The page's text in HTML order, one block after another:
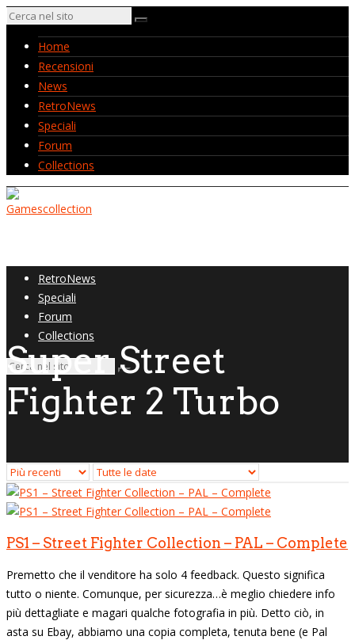
Home
Recensioni
News
RetroNews
Speciali
Forum
Collections
RetroNews
Speciali
Forum
Collections
Super Street
Fighter 2 Turbo
PS1 – Street Fighter Collection – PAL – Complete
Premetto che il venditore ha solo 4 feedback. Questo significa
tutto o niente. Comunque, per sicurezza…è meglio chiedere info
più dettagliate e magari qualche fotografia in più. Detto ciò, in
asta su Ebay, abbiamo una copia completa, tenuta bene (e Pal